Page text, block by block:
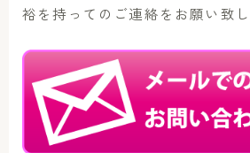
裕を持ってのご連絡をお願い致